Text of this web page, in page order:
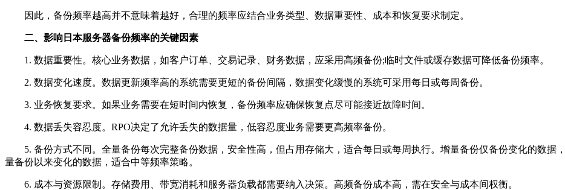
因此，备份频率越高并不意味着越好，合理的频率应结合业务类型、数据重要性、成本和恢复要求制定。
二、影响日本服务器备份频率的关键因素
1. 数据重要性。核心业务数据，如客户订单、交易记录、财务数据，应采用高频备份;临时文件或缓存数据可降低备份频率。
2. 数据变化速度。数据更新频率高的系统需要更短的备份间隔，数据变化缓慢的系统可采用每日或每周备份。
3. 业务恢复要求。如果业务需要在短时间内恢复，备份频率应确保恢复点尽可能接近故障时间。
4. 数据丢失容忍度。RPO决定了允许丢失的数据量，低容忍度业务需要更高频率备份。
5. 备份方式不同。全量备份每次完整备份数据，安全性高，但占用存储大，适合每日或每周执行。增量备份仅备份变化的数据
量备份以来变化的数据，适合中等频率策略。
6. 成本与资源限制。存储费用、带宽消耗和服务器负载都需要纳入决策。高频备份成本高，需在安全与成本间权衡。